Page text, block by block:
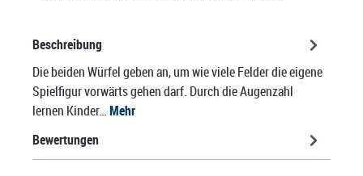
Beschreibung
Die beiden Würfel geben an, um wie viele Felder die eigene
Spielfigur vorwärts gehen darf. Durch die Augenzahl
lernen Kinder…Mehr
Bewertungen